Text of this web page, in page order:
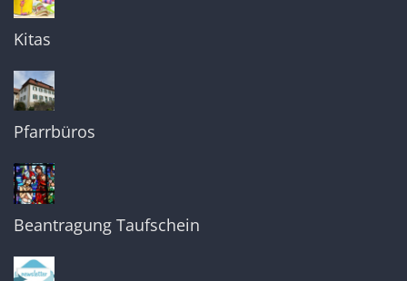
Kitas
Pfarrbüros
Beantragung Taufschein